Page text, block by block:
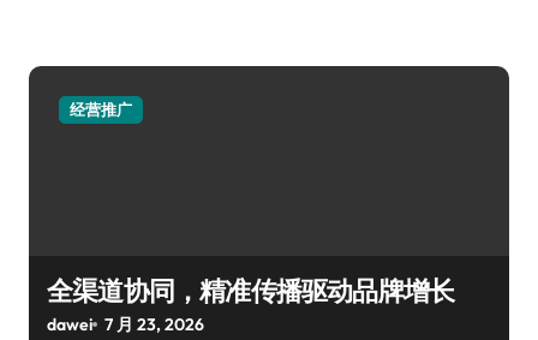
经营推广
全渠道协同，精准传播驱动品牌增长
dawei 7 月 23, 2026